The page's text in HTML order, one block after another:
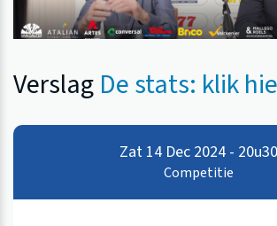
Verslag De stats: klik
Zat 14 Dec 2024 - 20u30
Competitie